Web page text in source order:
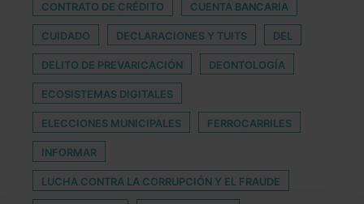
CONTRATO DE CRÉDITO CUENTA BANCARIA
CUIDADO DECLARACIONES Y TUITS DEL
DELITO DE PREVARICACIÓN DEONTOLOGÍA
ECOSISTEMAS DIGITALES
ELECCIONES MUNICIPALES FERROCARRILES
INFORMAR
LUCHA CONTRA LA CORRUPCIÓN Y EL FRAUDE